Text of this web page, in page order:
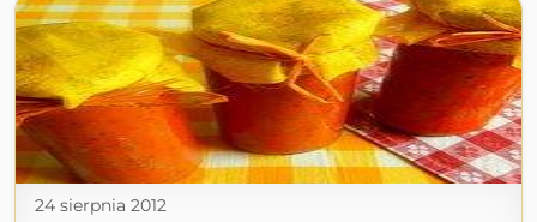
24 sierpnia 2012